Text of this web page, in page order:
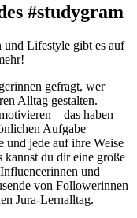
#studygram
und Lifestyle gibt es auf
gefragt, wer
Alltag gestalten.
– das haben
Aufgabe
und jede auf ihre Weise
du dir eine große
und
von Followerinnen
Jura-Lernalltag.